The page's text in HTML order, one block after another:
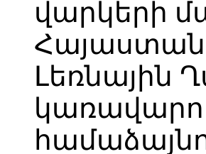
վարկերի
Լեռնային